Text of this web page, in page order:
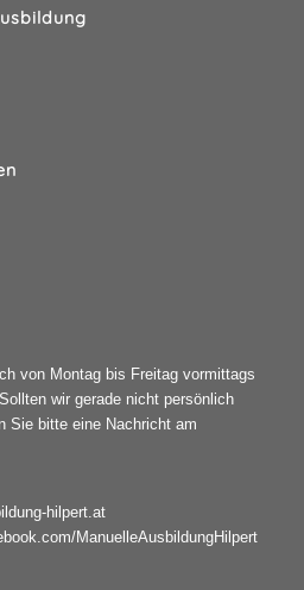
von Montag bis Freitag vormittags
wir gerade nicht persönlich
Sie bitte eine Nachricht am
hilpert.at
ManuelleAusbildungHilpert